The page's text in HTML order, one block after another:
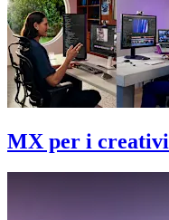
MX per i creativi